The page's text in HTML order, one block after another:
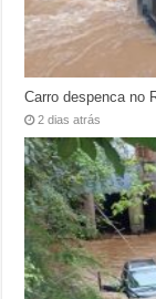
Carro despenca no
2 dias atrás